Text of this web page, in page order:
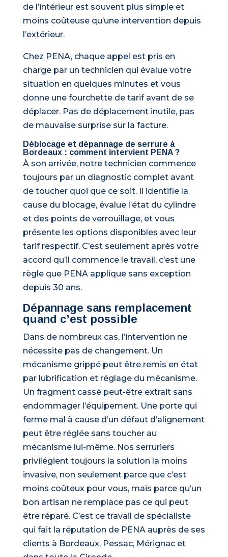
de l’intérieur est souvent plus simple et
moins coûteuse qu’une intervention depuis
l’extérieur.
Chez PENA, chaque appel est pris en
charge par un technicien qui évalue votre
situation en quelques minutes et vous
donne une fourchette de tarif avant de se
déplacer. Pas de déplacement inutile, pas
de mauvaise surprise sur la facture.
Déblocage et dépannage de serrure à
Bordeaux : comment intervient PENA ?
À son arrivée, notre technicien commence
toujours par un diagnostic complet avant
de toucher quoi que ce soit. Il identifie la
cause du blocage, évalue l’état du cylindre
et des points de verrouillage, et vous
présente les options disponibles avec leur
tarif respectif. C’est seulement après votre
accord qu’il commence le travail, c’est une
règle que PENA applique sans exception
depuis 30 ans.
Dépannage sans remplacement
quand c’est possible
Dans de nombreux cas, l’intervention ne
nécessite pas de changement. Un
mécanisme grippé peut être remis en état
par lubrification et réglage du mécanisme.
Un fragment cassé peut-être extrait sans
endommager l’équipement. Une porte qui
ferme mal à cause d’un défaut d’alignement
peut être réglée sans toucher au
mécanisme lui-même. Nos serruriers
privilégient toujours la solution la moins
invasive, non seulement parce que c’est
moins coûteux pour vous, mais parce qu’un
bon artisan ne remplace pas ce qui peut
être réparé. C’est ce travail de spécialiste
qui fait la réputation de PENA auprès de ses
clients à Bordeaux, Pessac, Mérignac et